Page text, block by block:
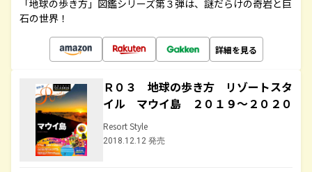
「地球の歩き方」図鑑シリーズ第３弾は、謎だらけの奇岩と巨
石の世界！
詳細を見る
Ｒ０３ 地球の歩き方 リゾートスタ
イル マウイ島 ２０１９～２０２０
Resort Style
2018.12.12 発売